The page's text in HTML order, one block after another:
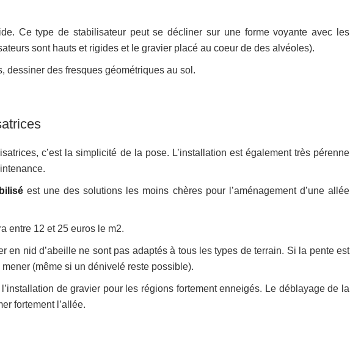
Ce type de stabilisateur peut se décliner sur une forme voyante avec les
sont hauts et rigides et le gravier placé au coeur de des alvéoles).
dessiner des fresques géométriques au sol.
c’est la simplicité de la pose. L’installation est également très pérenne
est une des solutions les moins chères pour l’aménagement d’une allée
entre 12 et 25 euros le m2.
en nid d’abeille ne sont pas adaptés à tous les types de terrain. Si la pente est
(même si un dénivelé reste possible).
de gravier pour les régions fortement enneigés. Le déblayage de la
fortement l’allée.